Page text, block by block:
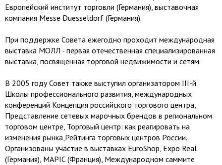
Европейский институт торговли (Германия), выставочная
компания Messe Duesseldorf (Германия).
При поддержке Совета ежегодно проходит международная
выставка МОЛЛ - первая отечественная специализированная
выставка, посвященная торговой недвижимости и сетям.
В 2005 году Совет также выступил организатором III-й
Школы профессионального развития, международных
конференций Концепция российского торгового центра,
Представление сетевых марочных брендов в региональном
торговом центре, Торговый центр: как реагировать на
изменения рынка,Рейтинга торговых центров России.
Организованы участие в выставках EuroShop, Expo Real
(Германия), MAPIC (Франция), Международном саммите